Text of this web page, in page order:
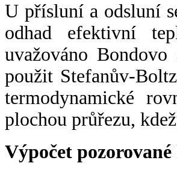
U přísluní a odsluní
odhad efektivní
uvažováno
použit Stefanův-
termodynamické
plochou průřezu,
Výpočet